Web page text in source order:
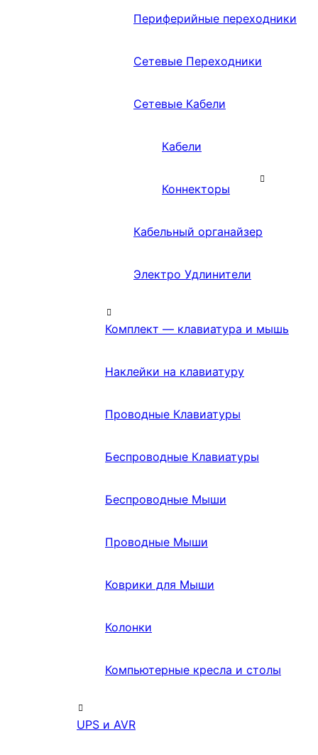
Периферийные переходники
Сетевые Переходники
Сетевые Кабели
Кабели
Коннекторы
Кабельный органайзер
Электро Удлинители
Комплект — клавиатура и мышь
Наклейки на клавиатуру
Проводные Клавиатуры
Беспроводные Клавиатуры
Беспроводные Мыши
Проводные Мыши
Коврики для Мыши
Колонки
Компьютерные кресла и столы
UPS и AVR